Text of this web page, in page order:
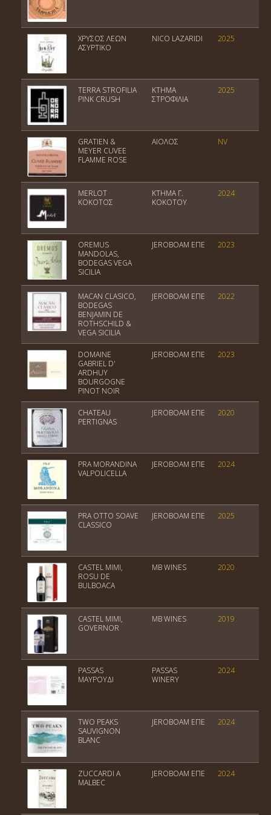
ΧΡΥΣΟΣ ΛΕΩΝ
ΑΣΥΡΤΙΚΟ
NICO LAZARIDI 2025
TERRA STROFILIA
PINK CRUSH
ΚΤΗΜΑ
ΣΤΡΟΦΙΛΙΑ
2025
GRATIEN &
MEYER CUVEE
FLAMME ROSE
ΑΙΟΛΟΣ NV
MERLOT
ΚΟΚΟΤΟΣ
ΚΤΗΜΑ Γ.
ΚΟΚΟΤΟΥ
2024
OREMUS
MANDOLAS,
BODEGAS VEGA
SICILIA
JEROBOAM EΠΕ 2023
MACAN CLASICO,
BODEGAS
BENJAMIN DE
ROTHSCHILD &
VEGA SICILIA
JEROBOAM EΠΕ 2022
DOMAINE
GABRIEL D'
ARDHUY
BOURGOGNE
PINOT NOIR
JEROBOAM EΠΕ 2023
CHATEAU
PERTIGNAS
JEROBOAM EΠΕ 2020
PRA MORANDINA
VALPOLICELLA
JEROBOAM EΠΕ 2024
PRA OTTO SOAVE
CLASSICO
JEROBOAM EΠΕ 2025
CASTEL MIMI,
ROSU DE
BULBOACA
MB WINES 2020
CASTEL MIMI,
GOVERNOR
MB WINES 2019
PASSAS
ΜΑΥΡΟΥΔΙ
PASSAS
WINERY
2024
TWO PEAKS
SAUVIGNON
BLANC
JEROBOAM EΠΕ 2024
ZUCCARDI A
MALBEC
JEROBOAM EΠΕ 2024